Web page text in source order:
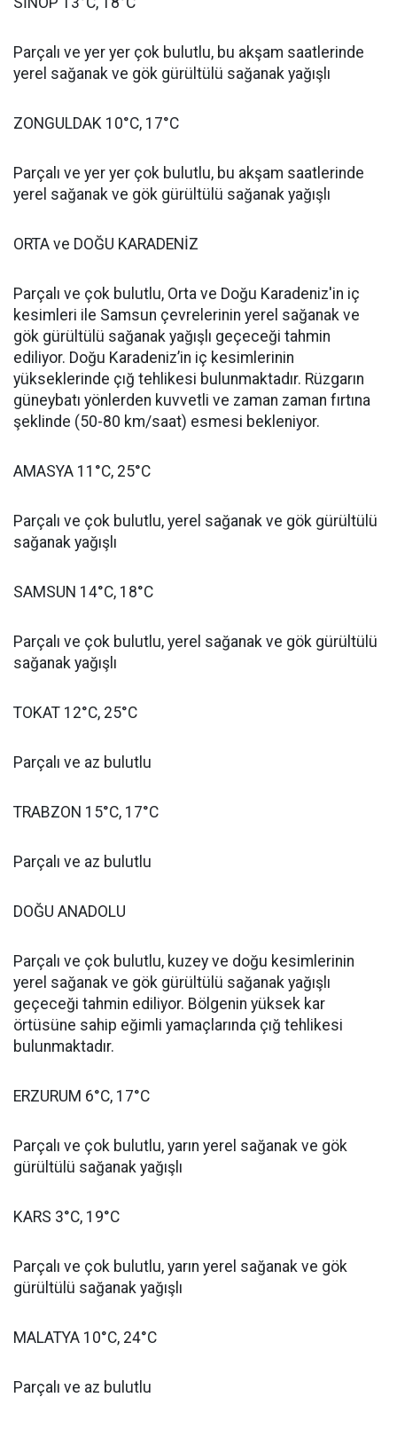
Parçalı ve yer yer çok bulutlu, bu akşam saatlerinde
yerel sağanak ve gök gürültülü sağanak yağışlı
ZONGULDAK 10°C, 17°C
Parçalı ve yer yer çok bulutlu, bu akşam saatlerinde
yerel sağanak ve gök gürültülü sağanak yağışlı
ORTA ve DOĞU KARADENİZ
Parçalı ve çok bulutlu, Orta ve Doğu Karadeniz'in iç
kesimleri ile Samsun çevrelerinin yerel sağanak ve
gök gürültülü sağanak yağışlı geçeceği tahmin
ediliyor. Doğu Karadeniz’in iç kesimlerinin
yükseklerinde çığ tehlikesi bulunmaktadır. Rüzgarın
güneybatı yönlerden kuvvetli ve zaman zaman fırtına
şeklinde (50-80 km/saat) esmesi bekleniyor.
AMASYA 11°C, 25°C
Parçalı ve çok bulutlu, yerel sağanak ve gök gürültülü
sağanak yağışlı
SAMSUN 14°C, 18°C
Parçalı ve çok bulutlu, yerel sağanak ve gök gürültülü
sağanak yağışlı
TOKAT 12°C, 25°C
Parçalı ve az bulutlu
TRABZON 15°C, 17°C
Parçalı ve az bulutlu
DOĞU ANADOLU
Parçalı ve çok bulutlu, kuzey ve doğu kesimlerinin
yerel sağanak ve gök gürültülü sağanak yağışlı
geçeceği tahmin ediliyor. Bölgenin yüksek kar
örtüsüne sahip eğimli yamaçlarında çığ tehlikesi
bulunmaktadır.
ERZURUM 6°C, 17°C
Parçalı ve çok bulutlu, yarın yerel sağanak ve gök
gürültülü sağanak yağışlı
KARS 3°C, 19°C
Parçalı ve çok bulutlu, yarın yerel sağanak ve gök
gürültülü sağanak yağışlı
MALATYA 10°C, 24°C
Parçalı ve az bulutlu